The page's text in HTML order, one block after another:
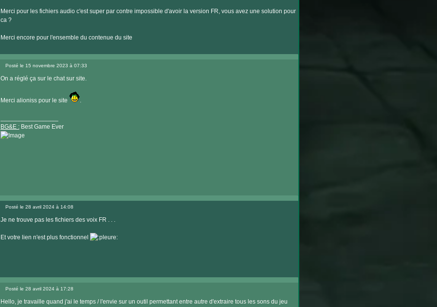
Merci pour les fichiers audio c'est super par contre impossible d'avoir la version FR, vous avez une solution pour
ca ?
Merci encore pour l'ensemble du contenue du site
Posté le 15 novembre 2023 à 07:33
On a réglé ça sur le chat sur site.
Merci alioniss pour le site .
BG&E :Best Game Ever
le
site
Posté le 28 avril 2024 à 14:08
Je ne trouve pas les fichiers des voix FR . . .
Et votre lien n'est plus fonctionnel
Posté le 28 avril 2024 à 17:28
Hello, je travaille quand j'ai le temps / l'envie sur un outil permettant entre autre d'extraire tous les sons du jeu